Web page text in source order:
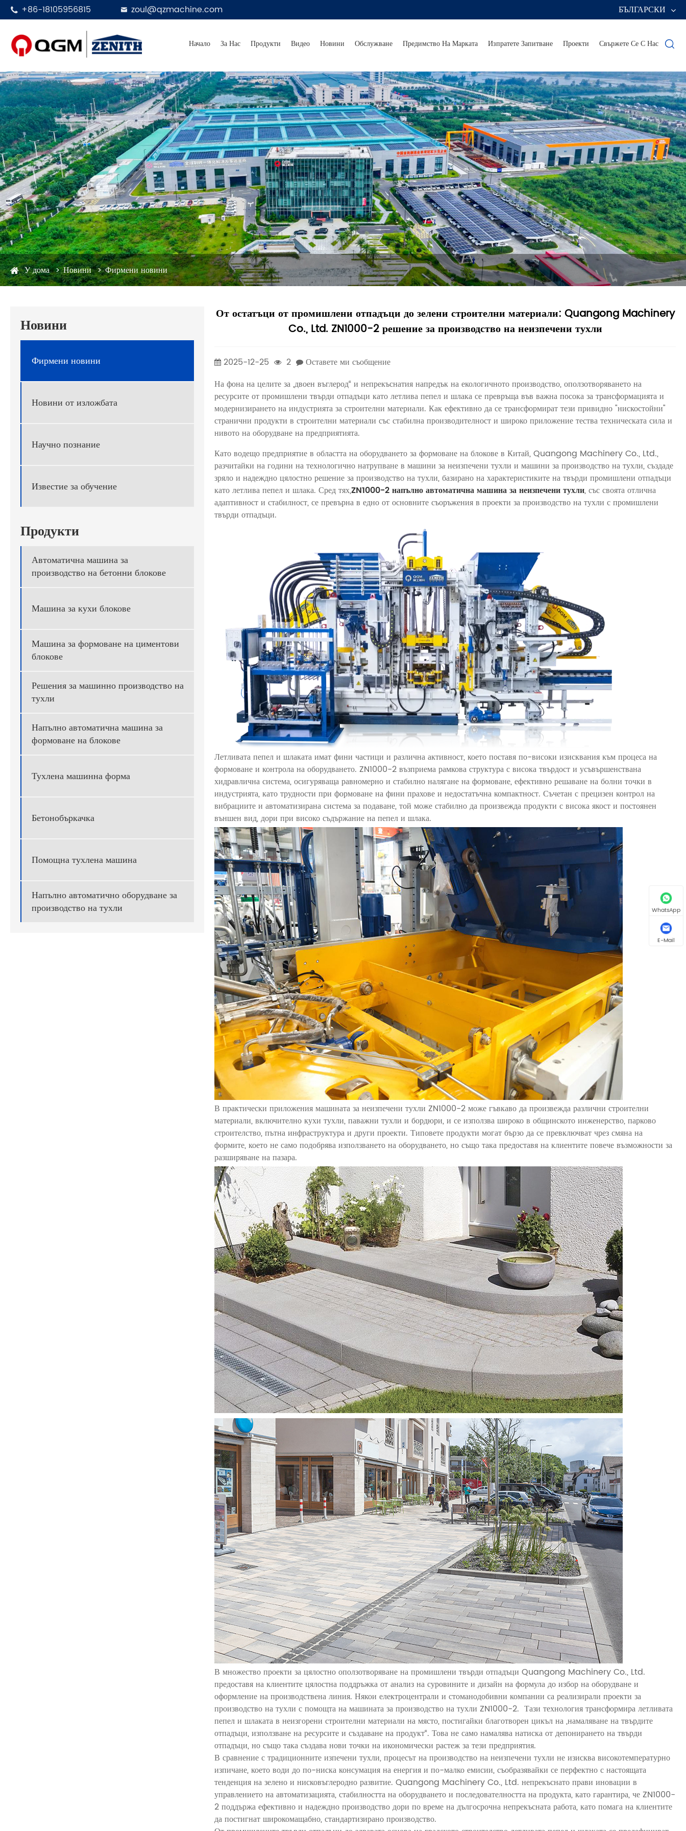
 +86-18105956815  zoul@qzmachine.com БЪЛГАРСКИ
Начало За Нас Продукти Видео Новини Обслужване Предимство На Марката Изпратете Запитване Проекти Свържете Се С Нас 
У дома Новини Фирмени новини
Новини
Фирмени новини
Новини от изложбата
Научно познание
Известие за обучение
Продукти
Автоматична машина за
производство на бетонни блокове
Машина за кухи блокове
Машина за формоване на циментови
блокове
Решения за машинно производство на
тухли
Напълно автоматична машина за
формоване на блокове
Тухлена машинна форма
Бетонобъркачка
Помощна тухлена машина
Напълно автоматично оборудване за
производство на тухли
От остатъци от промишлени отпадъци до зелени строителни материали: Quangong Machinery
Co., Ltd. ZN1000-2 решение за производство на неизпечени тухли
2025-12-25 2
Оставете ми съобщение
На фона на целите за „двоен въглерод“ и непрекъснатия напредък на екологичното производство, оползотворяването на
ресурсите от промишлени твърди отпадъци като летлива пепел и шлака се превръща във важна посока за трансформацията и
модернизирането на индустрията за строителни материали. Как ефективно да се трансформират тези привидно "нискостойни"
странични продукти в строителни материали със стабилна производителност и широко приложение тества техническата сила и
нивото на оборудване на предприятията.
Като водещо предприятие в областта на оборудването за формоване на блокове в Китай, Quangong Machinery Co., Ltd.,
разчитайки на години на технологично натрупване в машини за неизпечени тухли и машини за производство на тухли, създаде
зряло и надеждно цялостно решение за производство на тухли, базирано на характеристиките на твърди промишлени отпадъци
като летлива пепел и шлака. Сред тях,ZN1000-2 напълно автоматична машина за неизпечени тухли, със своята отлична
адаптивност и стабилност, се превърна в едно от основните съоръжения в проекти за производство на тухли с промишлени
твърди отпадъци.
Летливата пепел и шлаката имат фини частици и различна активност, което поставя по-високи изисквания към процеса на
формоване и контрола на оборудването. ZN1000-2 възприема рамкова структура с висока твърдост и усъвършенствана
хидравлична система, осигуряваща равномерно и стабилно налягане на формоване, ефективно решаване на болни точки в
индустрията, като трудности при формоване на фини прахове и недостатъчна компактност. Съчетан с прецизен контрол на
вибрациите и автоматизирана система за подаване, той може стабилно да произвежда продукти с висока якост и постоянен
външен вид, дори при високо съдържание на пепел и шлака.
В практически приложения машината за неизпечени тухли ZN1000-2 може гъвкаво да произвежда различни строителни
материали, включително кухи тухли, паважни тухли и бордюри, и се използва широко в общинското инженерство, парково
строителство, пътна инфраструктура и други проекти. Типовете продукти могат бързо да се превключват чрез смяна на
формите, което не само подобрява използването на оборудването, но също така предоставя на клиентите повече възможности за
разширяване на пазара.
В множество проекти за цялостно оползотворяване на промишлени твърди отпадъци Quangong Machinery Co., Ltd.
предоставя на клиентите цялостна поддръжка от анализ на суровините и дизайн на формула до избор на оборудване и
оформление на производствена линия. Някои електроцентрали и стоманодобивни компании са реализирали проекти за
производство на тухли с помощта на машината за производство на тухли ZN1000-2. Тази технология трансформира летливата
пепел и шлаката в неизгорени строителни материали на място, постигайки благотворен цикъл на „намаляване на твърдите
отпадъци, използване на ресурсите и създаване на продукт“. Това не само намалява натиска от депонирането на твърди
отпадъци, но също така създава нови точки на икономически растеж за тези предприятия.
В сравнение с традиционните изпечени тухли, процесът на производство на неизпечени тухли не изисква високотемпературно
изпичане, което води до по-ниска консумация на енергия и по-малко емисии, съобразявайки се перфектно с настоящата
тенденция на зелено и нисковъглеродно развитие. Quangong Machinery Co., Ltd. непрекъснато прави иновации в
управлението на автоматизацията, стабилността на оборудването и последователността на продукта, като гарантира, че ZN1000-
2 поддържа ефективно и надеждно производство дори по време на дългосрочна непрекъсната работа, като помага на клиентите
да постигнат широкомащабно, стандартизирано производство.
WhatsApp
E-Mail